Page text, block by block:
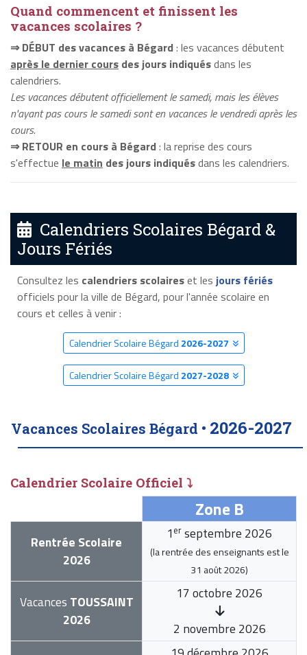
Quand commencent et finissent les
vacances scolaires ?
⇒ DÉBUT des vacances à Bégard: les vacances débutent
après le dernier cours des jours indiquésdans les
calendriers.
Les vacances débutent officiellement le samedi, mais les élèves
n'ayant pas cours le samedi sont en vacances le vendredi après les
cours.
⇒ RETOUR en cours à Bégard: la reprise des cours
s'effectue le matin des jours indiquésdans les calendriers.
Calendriers Scolaires Bégard &
Jours Fériés
Consultez les calendriers scolaireset les jours fériés
officiels pour la ville de Bégard, pour l'année scolaire en
cours et celles à venir :
Calendrier Scolaire Bégard 2026-2027
Calendrier Scolaire Bégard 2027-2028
Vacances Scolaires Bégard • 2026-2027
Calendrier Scolaire Officiel ⤵
Zone B
Rentrée Scolaire
2026
1 er septembre 2026
(la rentrée des enseignants est le
31 août 2026)
Vacances TOUSSAINT
2026
17 octobre 2026
2 novembre 2026